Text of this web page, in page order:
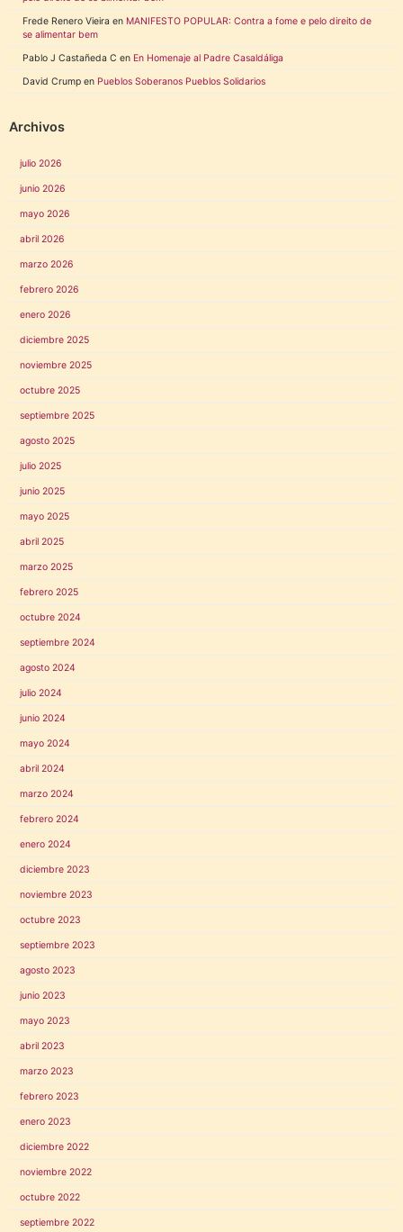
Frede Renero Vieira en MANIFESTO POPULAR: Contra a fome e pelo direito de
se alimentar bem
Pablo J Castañeda C en En Homenaje al Padre Casaldáliga
David Crump en Pueblos Soberanos Pueblos Solidarios
Archivos
julio 2026
junio 2026
mayo 2026
abril 2026
marzo 2026
febrero 2026
enero 2026
diciembre 2025
noviembre 2025
octubre 2025
septiembre 2025
agosto 2025
julio 2025
junio 2025
mayo 2025
abril 2025
marzo 2025
febrero 2025
octubre 2024
septiembre 2024
agosto 2024
julio 2024
junio 2024
mayo 2024
abril 2024
marzo 2024
febrero 2024
enero 2024
diciembre 2023
noviembre 2023
octubre 2023
septiembre 2023
agosto 2023
junio 2023
mayo 2023
abril 2023
marzo 2023
febrero 2023
enero 2023
diciembre 2022
noviembre 2022
octubre 2022
septiembre 2022